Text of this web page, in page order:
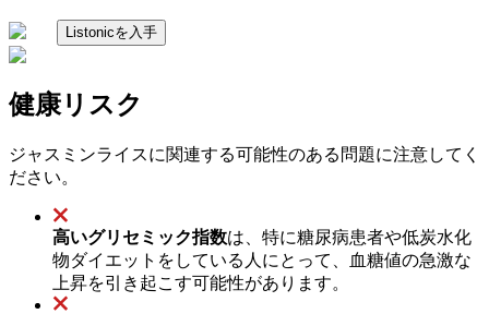
Listonicを入手
健康リスク
ジャスミンライスに関連する可能性のある問題に注意してく
ださい。
高いグリセミック指数は、特に糖尿病患者や低炭水化
物ダイエットをしている人にとって、血糖値の急激な
上昇を引き起こす可能性があります。